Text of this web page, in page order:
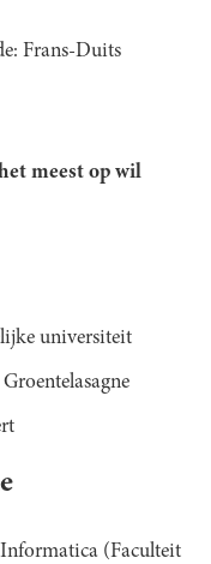
Frans-Duits
meest op wil
universiteit
Groentelasagne
Informatica (Faculteit